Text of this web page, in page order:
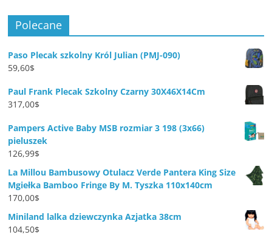
Polecane
Paso Plecak szkolny Król Julian (PMJ-090)
59,60$
Paul Frank Plecak Szkolny Czarny 30X46X14Cm
317,00$
Pampers Active Baby MSB rozmiar 3 198 (3x66)
pieluszek
126,99$
La Millou Bambusowy Otulacz Verde Pantera King Size
Mgiełka Bamboo Fringe By M. Tyszka 110x140cm
170,00$
Miniland lalka dziewczynka Azjatka 38cm
104,50$